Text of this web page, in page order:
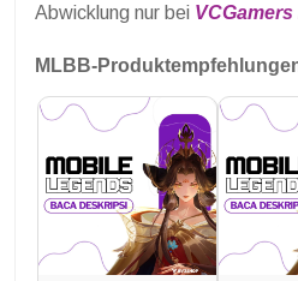
Abwicklung nur bei
MLBB-